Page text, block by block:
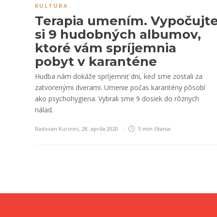
KULTÚRA
Terapia umením.
si 9 hudobných albumov,
ktoré vám spríjemnia
pobyt v karanténe
Hudba nám dokáže spríjemniť dni, keď sme zostali za
zatvorenými dverami. Umenie počas karantény pôsobí
ako psychohygiena. Vybrali sme 9 dosiek do rôznych
nálad.
Radovan Kurinec, 28. apríla 2020 5 min čítania